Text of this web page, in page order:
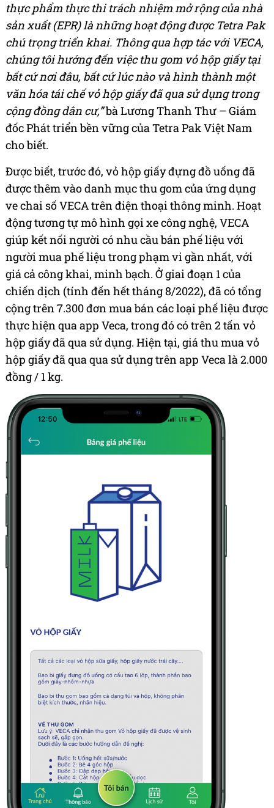
thực phẩm thực thi trách nhiệm mở rộng của nhà
sản xuất (EPR) là những hoạt động được Tetra Pak
chú trọng triển khai. Thông qua hợp tác với VECA,
chúng tôi hướng đến việc thu gom vỏ hộp giấy tại
bất cứ nơi đâu, bất cứ lúc nào và hình thành một
văn hóa tái chế vỏ hộp giấy đã qua sử dụng trong
cộng đồng dân cư,”bà Lương Thanh Thư – Giám
đốc Phát triển bền vững của Tetra Pak Việt Nam
cho biết.
Được biết, trước đó, vỏ hộp giấy đựng đồ uống đã
được thêm vào danh mục thu gom của ứng dụng
ve chai số VECA trên điện thoại thông minh. Hoạt
động tương tự mô hình gọi xe công nghệ, VECA
giúp kết nối người có nhu cầu bán phế liệu với
người mua phế liệu trong phạm vi gần nhất, với
giá cả công khai, minh bạch. Ở giai đoạn 1 của
chiến dịch (tính đến hết tháng 8/2022), đã có tổng
cộng trên 7.300 đơn mua bán các loại phế liệu được
thực hiện qua app Veca, trong đó có trên 2 tấn vỏ
hộp giấy đã qua sử dụng. Hiện tại, giá thu mua vỏ
hộp giấy đã qua qua sử dụng trên app Veca là 2.000
đồng / 1 kg.